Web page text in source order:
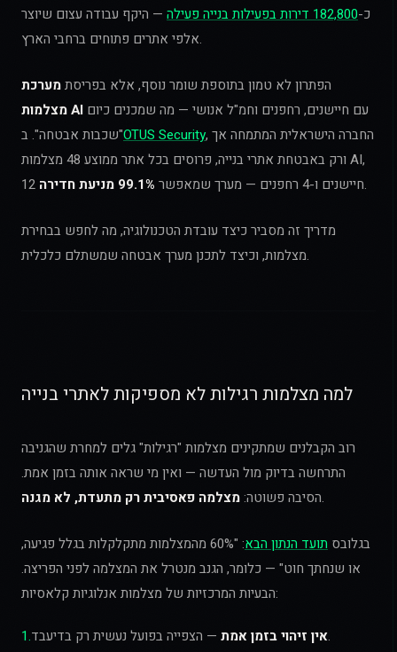
כ-182,800 דירות בפעילות בנייה פעילה
— היקף עבודה עצום שיוצר
אלפי אתרים פתוחים ברחבי הארץ.
הפתרון לא טמון בתוספת שומר נוסף, אלא בפריסתמערכת
מצלמות AI
"שכבות אבטחה". בOTUS Security, החברה הישראלית המתמחה אך
ורק באבטחת אתרי בנייה, פרוסים בכל אתר ממוצע 48 מצלמות AI,
12 חיישנים ו-4 רחפנים — מערך שמאפשר
99.1% מניעת חדירה .
מדריך זה מסביר כיצד עובדת הטכנולוגיה, מה לחפש בבחירת
מצלמות, וכיצד לתכנן מערך אבטחה שמשתלם כלכלית.
למה מצלמות רגילות לא מספיקות לאתרי בנייה
רוב הקבלנים שמתקינים מצלמות "רגילות" גלים למחרת שהגניבה
התרחשה בדיוק מול העדשה — ואין מי שראה אותה בזמן אמת.
הסיבה פשוטה:מצלמה פאסיבית רק מתעדת, לא מגנה .
בגלובס תועד הנתון הבא
: "60% מהמצלמות מתקלקלות בגלל פגיעה,
או שנחתך חוט" — כלומר, הגנב מנטרל את המצלמה לפני הפריצה.
הבעיות המרכזיות של מצלמות אנלוגיות קלאסיות:
1. אין זיהוי בזמן אמת— הצפייה בפועל נעשית רק בדיעבד.